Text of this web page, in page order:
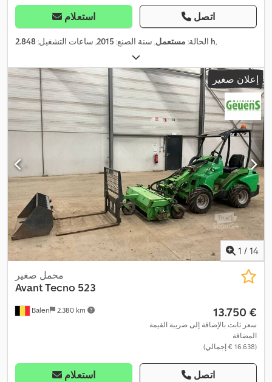
استعلام اتصل
الحالة: مستعمل, سنة الصنع: 2015, ساعات التشغيل: 2.848 h,
إعلان صغير
1 / 14
Balen 2.380 km
محمل صغير
Avant Tecno 523
‏13.750 €
سعر ثابت بالإضافة إلى ضريبة القيمة
المضافة
(‏16.638 € إجمالي)
استعلام اتصل